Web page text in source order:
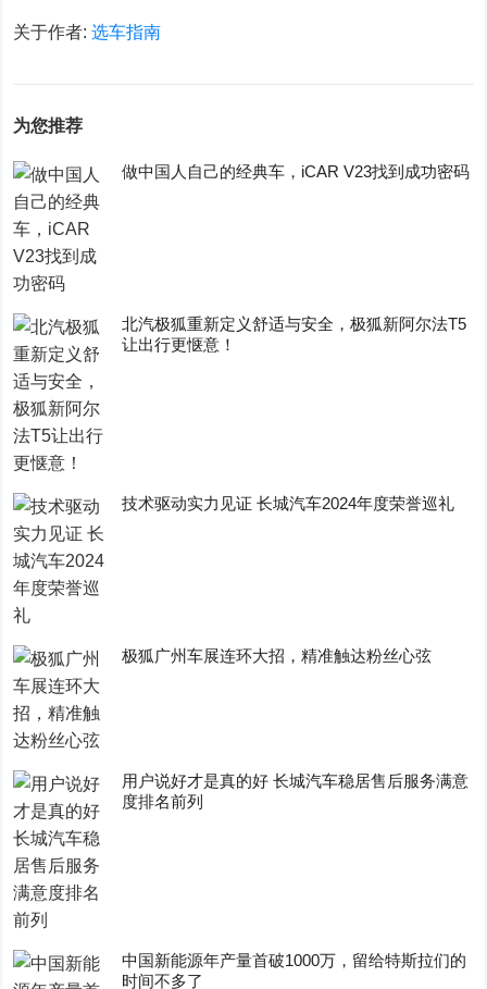
关于作者:选车指南
为您推荐
做中国人自己的经典车，iCAR V23找到成功密码
​北汽极狐重新定义舒适与安全，极狐新阿尔法T5
让出行更惬意！
技术驱动实力见证 长城汽车2024年度荣誉巡礼
极狐广州车展连环大招，精准触达粉丝心弦
用户说好才是真的好 长城汽车稳居售后服务满意
度排名前列
中国新能源年产量首破1000万，留给特斯拉们的
时间不多了